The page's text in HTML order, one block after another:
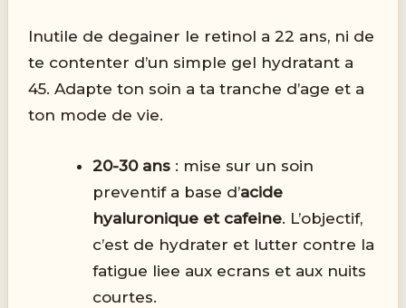
Inutile de degainer le retinol a 22 ans, ni de
te contenter d’un simple gel hydratant a
45. Adapte ton soin a ta tranche d’age et a
ton mode de vie.
20-30 ans : mise sur un soin
preventif a base d’acide
hyaluronique et cafeine. L’objectif,
c’est de hydrater et lutter contre la
fatigue liee aux ecrans et aux nuits
courtes.